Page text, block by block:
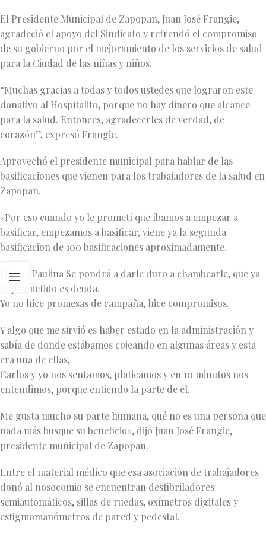
El Presidente Municipal de Zapopan, Juan José Frangie,
agradeció el apoyo del Sindicato y refrendó el compromiso
de su gobierno por el mejoramiento de los servicios de salud
para la Ciudad de las niñas y niños.
“Muchas gracias a todas y todos ustedes que lograron este
donativo al Hospitalito, porque no hay dinero que alcance
para la salud. Entonces, agradecerles de verdad, de
corazón”, expresó Frangie.
Aprovechó el presidente municipal para hablar de las
basificaciones que vienen para los trabajadores de la salud en
Zapopan.
«Por eso cuando yo le prometí que íbamos a empezar a
basificar, empezamos a basificar, viene ya la segunda
basificacion de 100 basificaciones aproximadamente.
Que ya Paulina Se pondrá a darle duro a chambearle, que ya
lo prometido es deuda.
Yo no hice promesas de campaña, hice compromisos.
Y algo que me sirvió es haber estado en la administración y
sabía de donde estábamos cojeando en algunas áreas y esta
era una de ellas,
Carlos y yo nos sentamos, platicamos y en 10 minutos nos
entendimos, porque entiendo la parte de él.
Me gusta mucho su parte humana, qué no es una persona que
nada más busque su beneficio», dijo Juan José Frangie,
presidente municipal de Zapopan.
Entre el material médico que esa asociación de trabajadores
donó al nosocomio se encuentran desfibriladores
semiautomáticos, sillas de ruedas, oxímetros digitales y
esfigmomanómetros de pared y pedestal.